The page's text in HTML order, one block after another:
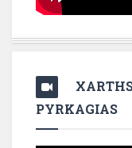
PYRKAGIAS